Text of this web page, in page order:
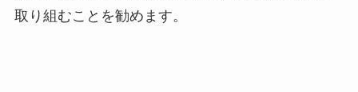
取り組むことを勧めます。